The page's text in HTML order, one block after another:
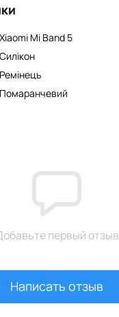
Xiaomi Mi Band 5
Силікон
Ремінець
Помаранчевий
первый отзыв
Написать отзыв